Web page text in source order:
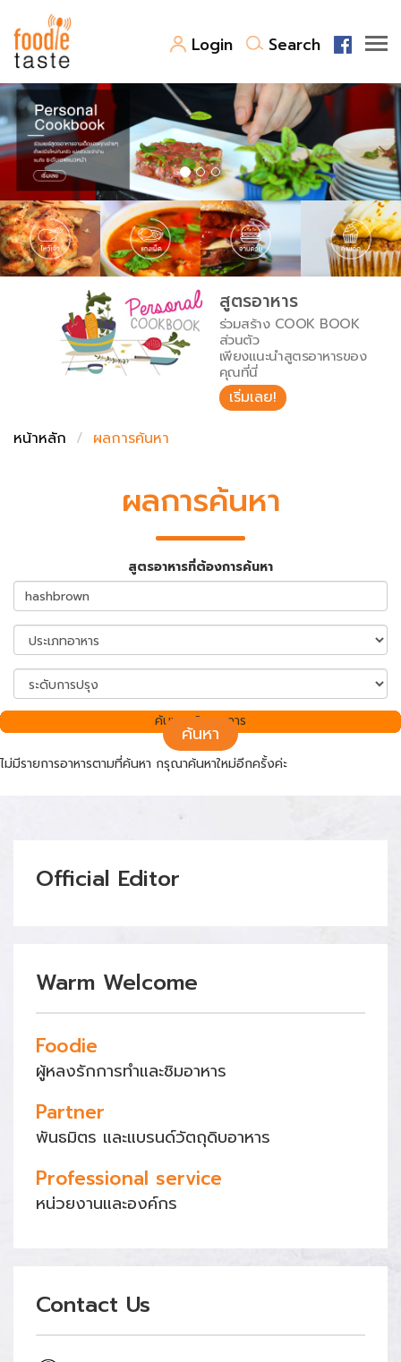
Login Search
สูตรอาหาร
สูตรอาหารล่าสุด
Top Foodie
พาไปชิม
สารพันก้นครัว
เคล็ดลับน่ารู้
เปรียบเทียบหน่วยการตวง
เปรียบเทียบอุณหภูมิ
เปรียบเทียบน้ำหนักวัตถุดิบ
FoodPedia
สร้าง Cookbook
สูตรอาหาร
ร่วมสร้าง COOK BOOK
ส่วนตัว
เพียงแนะนำสูตรอาหารของ
คุณที่นี่
เริ่มเลย!
หน้าหลัก
ผลการค้นหา
ผลการค้นหา
สูตรอาหารที่ต้องการค้นหา
ค้นหา
ไม่มีรายการอาหารตามที่ค้นหา กรุณาค้นหาใหม่อีกครั้งค่ะ
ค้นพบ 0 รายการ
Official Editor
Warm Welcome
Foodie
ผู้หลงรักการทำและชิมอาหาร
Partner
พันธมิตร และแบรนด์วัตถุดิบอาหาร
Professional service
หน่วยงานและองค์กร
Contact Us